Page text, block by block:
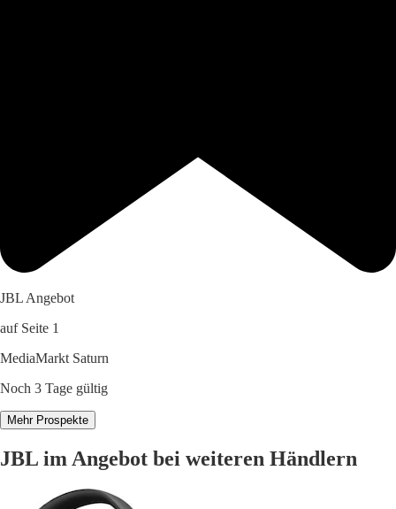
JBL Angebot
auf Seite 1
MediaMarkt Saturn
Noch 3 Tage gültig
Mehr Prospekte
JBL im Angebot bei weiteren Händlern